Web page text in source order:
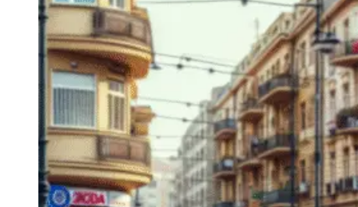
Navigatie Bmw X1 E84
Navigatie BMW X3
Navigatie BMW X3 E83
Navigatie BMW X3 f25
Dacia Logan
Navigație Dacia Logan 1 (2004–2012)
Navigație Dacia Logan 2 (2012–2020)
Navigație Dacia Logan 3 (2020–Prezent)
Dacia Duster
Navigatie Duster 2011
Navigatie Duster 2019
Audi
Navigatie Audi A3 8p
Navigatie Audi A4